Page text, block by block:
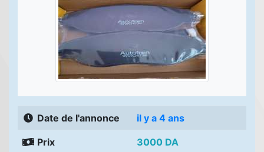
Date de l'annonce il y a 4 ans
Prix 3000 DA